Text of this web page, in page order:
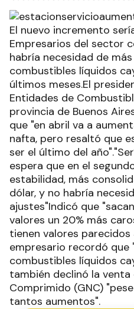
El nuevo incremento
Empresarios del sector
habría necesidad de
combustibles líquidos
últimos meses.El
Entidades de
provincia de Buenos
que "en abril va a
nafta, pero resaltó que
ser el último del
espera que en el
estabilidad, más
dólar, y no habría
ajustes"Indicó que
valores un 20% más
tienen valores parecidos
empresario recordó que
combustibles líquidos
también declinó la venta
Comprimido (GNC)
tantos aumentos".